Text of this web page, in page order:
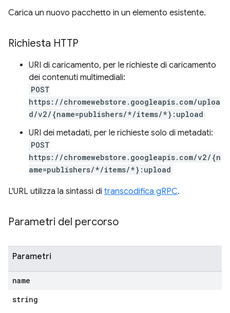
Carica un nuovo pacchetto in un elemento esistente.
Richiesta HTTP
URI di caricamento, per le richieste di caricamento
dei contenuti multimediali:
POST
https://chromewebstore.googleapis.com/uploa
d/v2/{name=publishers/*/items/*}:upload
URI dei metadati, per le richieste solo di metadati:
POST
https://chromewebstore.googleapis.com/v2/{n
ame=publishers/*/items/*}:upload
L'URL utilizza la sintassi di transcodifica gRPC.
Parametri del percorso
Parametri
name
string